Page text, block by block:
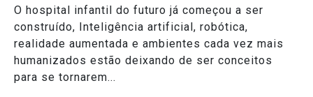
O hospital infantil do futuro já começou a ser
construído, Inteligência artificial, robótica,
realidade aumentada e ambientes cada vez mais
humanizados estão deixando de ser conceitos
para se tornarem...